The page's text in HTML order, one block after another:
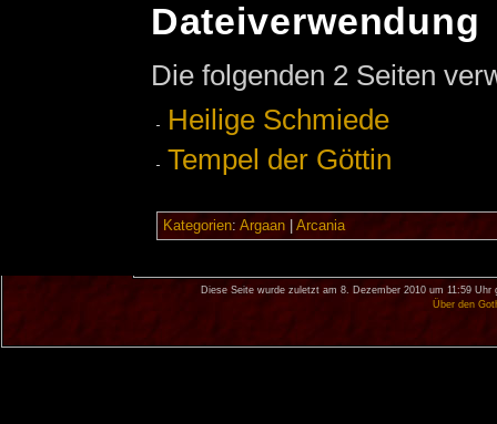
Dateiverwendung
Die folgenden 2 Seiten
Heilige Schmiede
Tempel der Göttin
Kategorien: Argaan| Arcania
Diese Seite wurde zuletzt am 8. Dezember 2010 um 11:59 Uhr
Über den